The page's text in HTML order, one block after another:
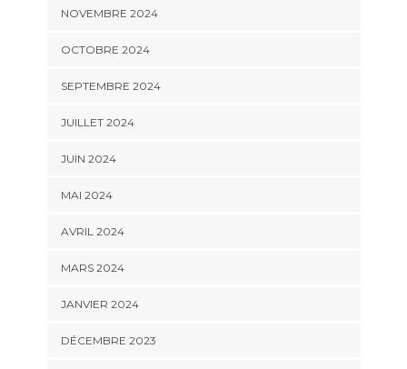
NOVEMBRE 2024
OCTOBRE 2024
SEPTEMBRE 2024
JUILLET 2024
JUIN 2024
MAI 2024
AVRIL 2024
MARS 2024
JANVIER 2024
DÉCEMBRE 2023